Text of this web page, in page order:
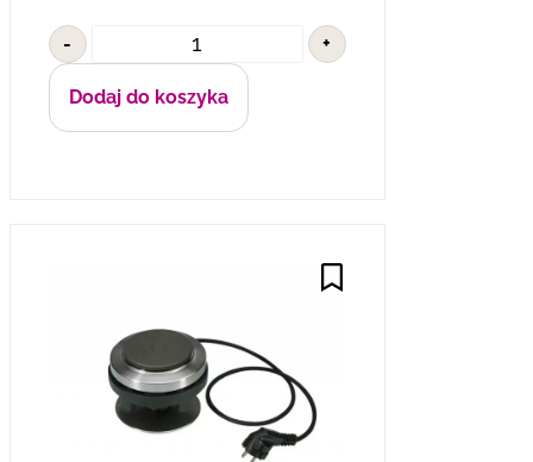
- +
Dodaj do koszyka